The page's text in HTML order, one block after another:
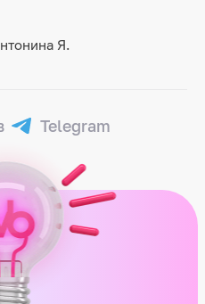
все наглядно
вашей помощью я
я вас нашла по
доходчиво все
не знают, что можно
помощь реальную.
Я.
Telegram